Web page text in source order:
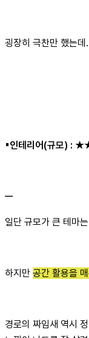
굉장히 극찬만 했는
▪︎인테리어(규모) :
ㅡ
일단 규모가 큰 테마
하지만 공간 활용을
경로의 짜임새 역시